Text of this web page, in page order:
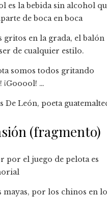
es la bebida sin alcohol
de boca en boca
gritos en la grada, el balón
de cualquier estilo.
somos todos gritando
¡Gooool! …
De León, poeta
(fragmento)
por el juego de pelota es
mayas, por los chinos en